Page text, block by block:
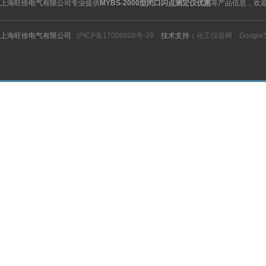
上海旺徐电气有限公司专业提供MYBS-2000型闭口闪点测定仪优惠等产品信息，欢
上海旺徐电气有限公司 沪ICP备17006008号-39 技术支持： 化工仪器网